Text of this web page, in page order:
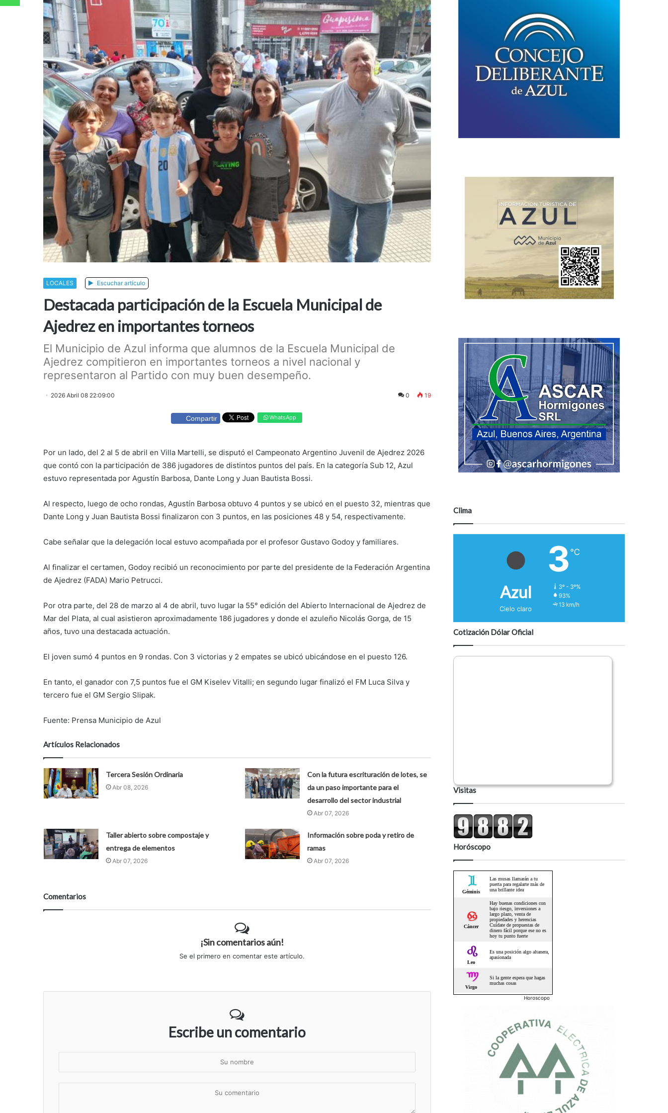
LOCALES Escuchar artículo
Destacada participación de la Escuela Municipal de
Ajedrez en importantes torneos
El Municipio de Azul informa que alumnos de la Escuela Municipal de
Ajedrez compitieron en importantes torneos a nivel nacional y
representaron al Partido con muy buen desempeño.
2026 Abril 08 22:09:00 0 19
Compartir WhatsApp
Por un lado, del 2 al 5 de abril en Villa Martelli, se disputó el Campeonato Argentino Juvenil de Ajedrez 2026
que contó con la participación de 386 jugadores de distintos puntos del país. En la categoría Sub 12, Azul
estuvo representada por Agustín Barbosa, Dante Long y Juan Bautista Bossi.
Al respecto, luego de ocho rondas, Agustín Barbosa obtuvo 4 puntos y se ubicó en el puesto 32, mientras que
Dante Long y Juan Bautista Bossi finalizaron con 3 puntos, en las posiciones 48 y 54, respectivamente.
Cabe señalar que la delegación local estuvo acompañada por el profesor Gustavo Godoy y familiares.
Al finalizar el certamen, Godoy recibió un reconocimiento por parte del presidente de la Federación Argentina
de Ajedrez (FADA) Mario Petrucci.
Por otra parte, del 28 de marzo al 4 de abril, tuvo lugar la 55° edición del Abierto Internacional de Ajedrez de
Mar del Plata, al cual asistieron aproximadamente 186 jugadores y donde el azuleño Nicolás Gorga, de 15
años, tuvo una destacada actuación.
El joven sumó 4 puntos en 9 rondas. Con 3 victorias y 2 empates se ubicó ubicándose en el puesto 126.
En tanto, el ganador con 7,5 puntos fue el GM Kiselev Vitalli; en segundo lugar finalizó el FM Luca Silva y
tercero fue el GM Sergio Slipak.
Fuente: Prensa Municipio de Azul
Artículos Relacionados
Tercera Sesión Ordinaria
Abr 08, 2026
Con la futura escrituración de lotes, se
da un paso importante para el
desarrollo del sector industrial
Abr 07, 2026
Taller abierto sobre compostaje y
entrega de elementos
Abr 07, 2026
Información sobre poda y retiro de
ramas
Abr 07, 2026
Comentarios
¡Sin comentarios aún!
Se el primero en comentar este artículo.
Escribe un comentario
Clima
Azul
Cielo claro
3 ℃
3º - 3º%
93%
13 km/h
Cotización Dólar Oficial
Visitas
Horóscopo
Horoscopo